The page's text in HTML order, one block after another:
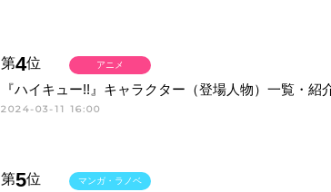
第4位
『ハイキュー!!』キャラクター（登場人物）一覧・紹
2024-03-11 16:00
アニメ
第5位
マンガ・ラノベ